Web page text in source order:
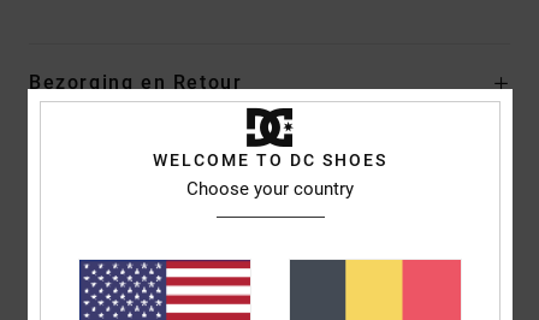
Bezorging en Retour
Reviews van klanten
Gemiddelde score
WELCOME TO DC SHOES
Choose your country